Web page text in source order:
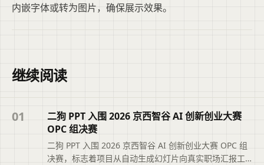
内嵌字体或转为图片，确保展示效果。
继续阅读
01
二狗 PPT 入围 2026 京西智谷 AI 创新创业大赛
OPC 组决赛
二狗 PPT 入围 2026 京西智谷 AI 创新创业大赛 OPC 组
决赛，标志着项目从自动生成幻灯片向真实职场汇报工